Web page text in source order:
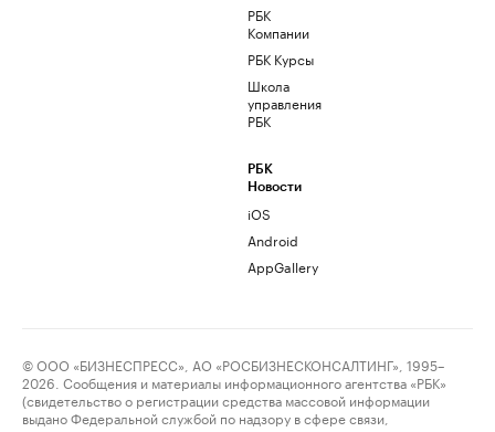
РБК
Компании
РБК Курсы
Школа
управления
РБК
РБК
Новости
iOS
Android
AppGallery
© ООО «БИЗНЕСПРЕСС», АО «РОСБИЗНЕСКОНСАЛТИНГ», 1995–
2026. Сообщения и материалы информационного агентства «РБК»
(свидетельство о регистрации средства массовой информации
выдано Федеральной службой по надзору в сфере связи,